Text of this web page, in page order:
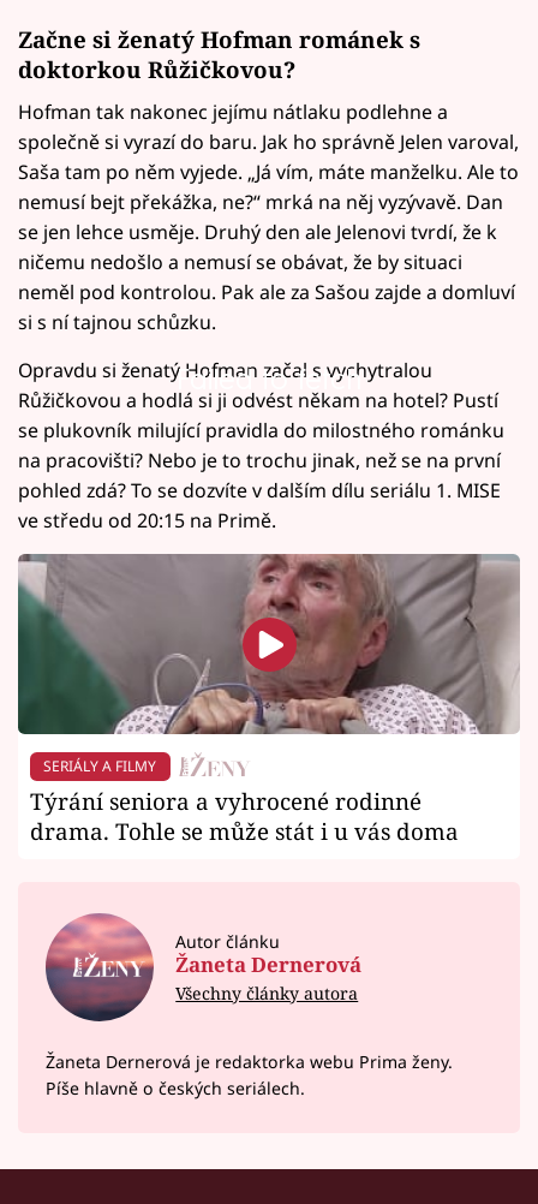
Začne si ženatý Hofman románek s
doktorkou Růžičkovou?
Hofman tak nakonec jejímu nátlaku podlehne a
společně si vyrazí do baru. Jak ho správně Jelen varoval,
Saša tam po něm vyjede. „Já vím, máte manželku. Ale to
nemusí bejt překážka, ne?“ mrká na něj vyzývavě. Dan
se jen lehce usměje. Druhý den ale Jelenovi tvrdí, že k
ničemu nedošlo a nemusí se obávat, že by situaci
neměl pod kontrolou. Pak ale za Sašou zajde a domluví
si s ní tajnou schůzku.
Failed to fetch
Opravdu si ženatý Hofman začal s vychytralou
Růžičkovou a hodlá si ji odvést někam na hotel? Pustí
se plukovník milující pravidla do milostného románku
na pracovišti? Nebo je to trochu jinak, než se na první
pohled zdá? To se dozvíte v dalším dílu seriálu 1. MISE
ve středu od 20:15 na Primě.
SERIÁLY A FILMY
Týrání seniora a vyhrocené rodinné
drama. Tohle se může stát i u vás doma
Autor článku
Žaneta Dernerová
Všechny články autora
Žaneta Dernerová je redaktorka webu Prima ženy.
Píše hlavně o českých seriálech.